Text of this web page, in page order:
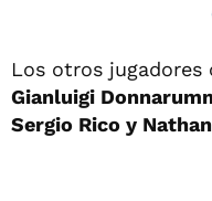
Los otros jugadores
Gianluigi
Sergio Rico y